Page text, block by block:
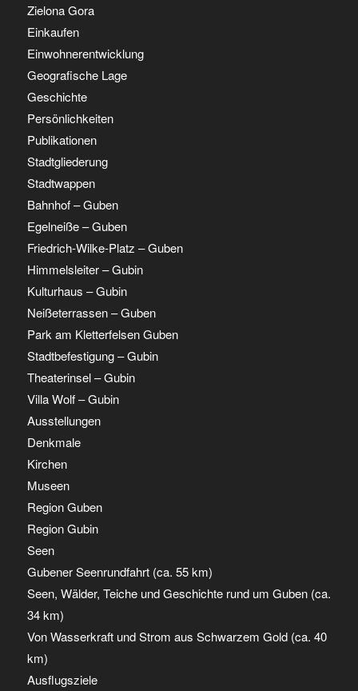
Zielona Gora
Einkaufen
Einwohnerentwicklung
Geografische Lage
Geschichte
Persönlichkeiten
Publikationen
Stadtgliederung
Stadtwappen
Bahnhof – Guben
Egelneiße – Guben
Friedrich-Wilke-Platz – Guben
Himmelsleiter – Gubin
Kulturhaus – Gubin
Neißeterrassen – Guben
Park am Kletterfelsen Guben
Stadtbefestigung – Gubin
Theaterinsel – Gubin
Villa Wolf – Gubin
Ausstellungen
Denkmale
Kirchen
Museen
Region Guben
Region Gubin
Seen
Gubener Seenrundfahrt (ca. 55 km)
Seen, Wälder, Teiche und Geschichte rund um Guben (ca.
34 km)
Von Wasserkraft und Strom aus Schwarzem Gold (ca. 40
km)
Ausflugsziele